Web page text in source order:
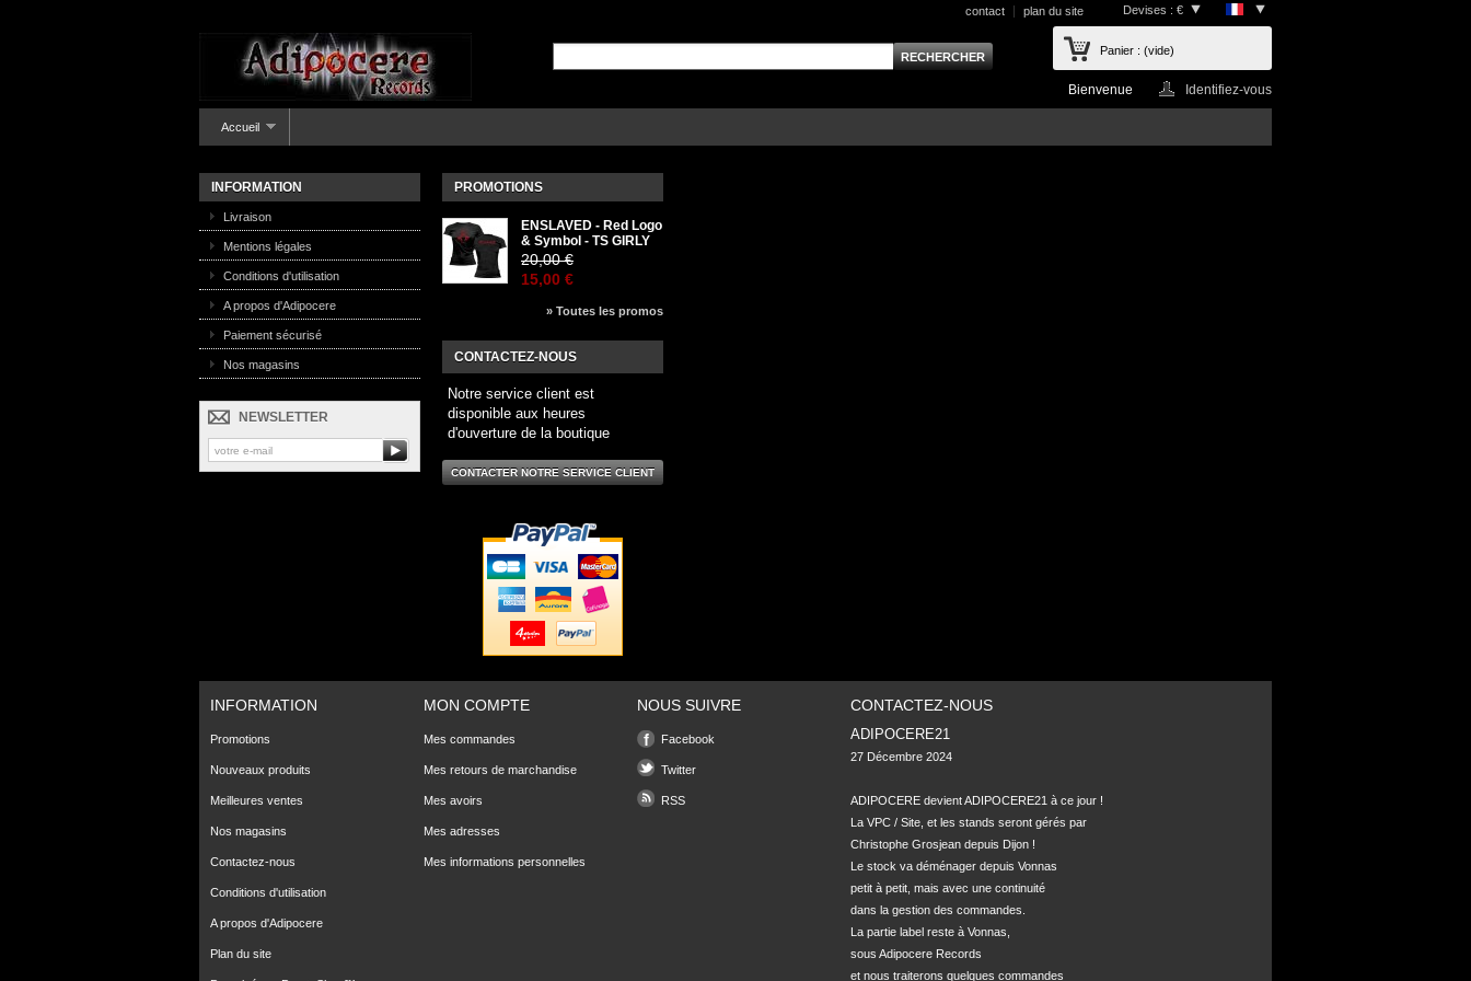
Devises : €
contact plan du site
Panier : (vide)
Bienvenue Identifiez-vous
Accueil
INFORMATION
Livraison
Mentions légales
Conditions d'utilisation
A propos d'Adipocere
Paiement sécurisé
Nos magasins
NEWSLETTER
PROMOTIONS
ENSLAVED - Red Logo
& Symbol - TS GIRLY
20,00 €
15,00 €
» Toutes les promos
CONTACTEZ-NOUS
Notre service client est
disponible aux heures
d'ouverture de la boutique
CONTACTER NOTRE SERVICE CLIENT
INFORMATION
Promotions
Nouveaux produits
Meilleures ventes
Nos magasins
Contactez-nous
Conditions d'utilisation
A propos d'Adipocere
Plan du site
MON COMPTE
Mes commandes
Mes retours de marchandise
Mes avoirs
Mes adresses
Mes informations personnelles
NOUS SUIVRE
Facebook
Twitter
RSS
CONTACTEZ-NOUS
ADIPOCERE21
27 Décembre 2024
ADIPOCERE devient ADIPOCERE21 à ce jour !
La VPC / Site, et les stands seront gérés par
Christophe Grosjean depuis Dijon !
Le stock va déménager depuis Vonnas
petit à petit, mais avec une continuité
dans la gestion des commandes.
La partie label reste à Vonnas,
sous Adipocere Records
et nous traiterons quelques commandes